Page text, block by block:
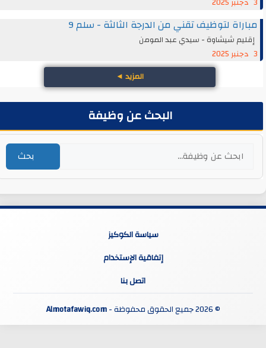
مباراة لتوظيف تقني من الدرجة الثالثة - سلم 9
إقليم شيشاوة - سيدي عبد المومن
المزيد◄
البحث عن وظيفة
بحث
سياسة الكوكيز
إتفاقية الإستخدام
اتصل بنا
© 2026 جميع الحقوق محفوظة -
Almotafawiq.com